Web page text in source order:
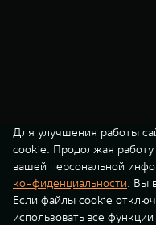
Для улучшения работы
cookie. Продолжая
вашей персональной
конфиденциальности. Вы
Если файлы cookie
использовать все